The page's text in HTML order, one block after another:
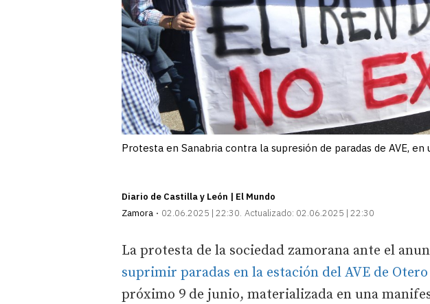
Protesta en Sanabria contra la supresión de paradas de AVE, en
Diario de Castilla y León | El Mundo
Zamora
02.06.2025 | 22:30 Actualizado: 02.06.2025 | 22:30
La protesta de la sociedad zamorana ante el
suprimir paradas en la estación del AVE de
próximo 9 de junio, materializada en una